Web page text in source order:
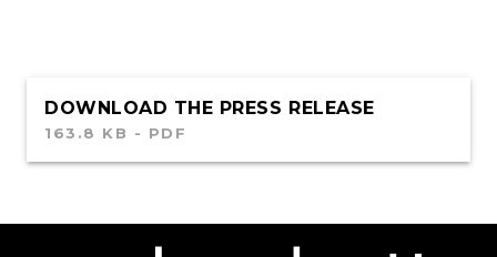
DOWNLOAD THE PRESS RELEASE
163.8 KB - PDF